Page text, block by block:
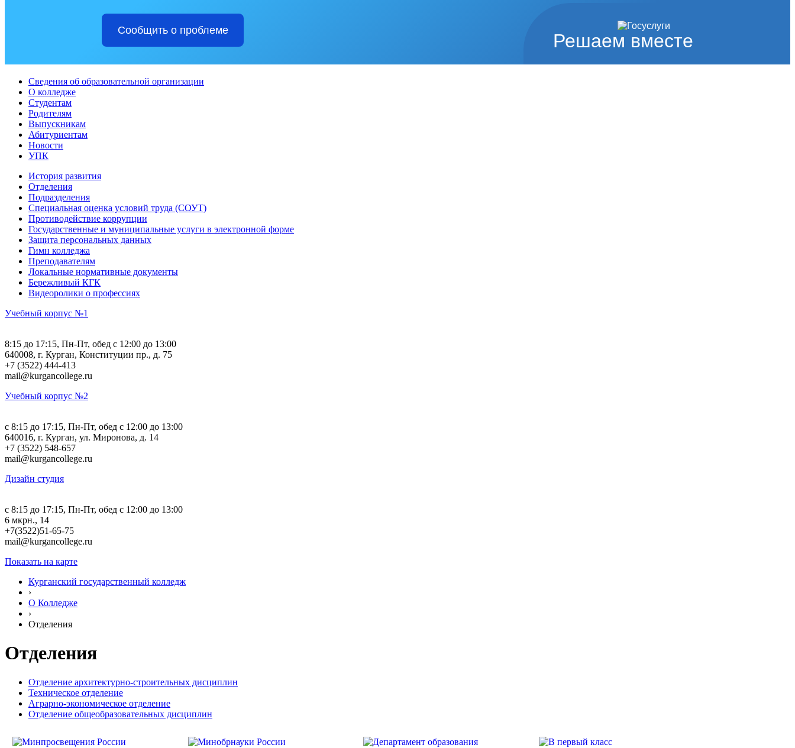
Решаем вместе
Сообщить о проблеме
Сведения об образовательной организации
О колледже
Студентам
Родителям
Выпускникам
Абитуриентам
Новости
УПК
История развития
Отделения
Подразделения
Специальная оценка условий труда (СОУТ)
Противодействие коррупции
Государственные и муниципальные услуги в электронной форме
Защита персональных данных
Гимн колледжа
Преподавателям
Локальные нормативные документы
Бережливый КГК
Видеоролики о профессиях
Учебный корпус №1
8:15 до 17:15, Пн-Пт, обед с 12:00 до 13:00
640008, г. Курган, Конституции пр., д. 75
+7 (3522) 444-413
mail@kurgancollege.ru
Учебный корпус №2
c 8:15 до 17:15, Пн-Пт, обед с 12:00 до 13:00
640016, г. Курган, ул. Миронова, д. 14
+7 (3522) 548-657
mail@kurgancollege.ru
Дизайн студия
c 8:15 до 17:15, Пн-Пт, обед с 12:00 до 13:00
6 мкрн., 14
+7(3522)51-65-75
mail@kurgancollege.ru
Показать на карте
Курганский государственный колледж
›
О Колледже
›
Отделения
Отделения
Отделение архитектурно-строительных дисциплин
Техническое отделение
Аграрно-экономическое отделение
Отделение общеобразовательных дисциплин